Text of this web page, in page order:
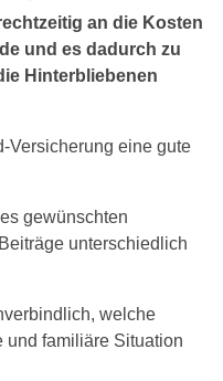
an die Kosten
und es dadurch zu
Hinterbliebenen
Versicherung eine gute
gewünschten
unterschiedlich
welche
und familiäre Situation